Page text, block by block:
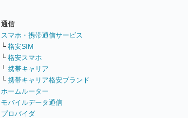
通信
スマホ・携帯通信サービス
└ 格安SIM
└ 格安スマホ
└ 携帯キャリア
└ 携帯キャリア格安ブランド
ホームルーター
モバイルデータ通信
プロバイダ